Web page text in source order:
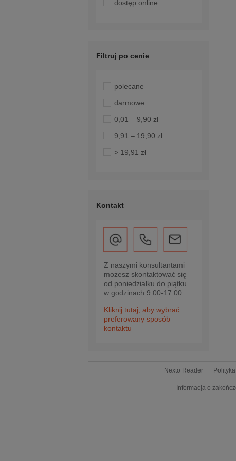
dostęp online
Filtruj po cenie
polecane
darmowe
0,01 – 9,90 zł
9,91 – 19,90 zł
> 19,91 zł
Kontakt
Z naszymi konsultantami
możesz skontaktować się
od poniedziałku do piątku
w godzinach 9:00-17:00.
Kliknij tutaj, aby wybrać
preferowany sposób
kontaktu
Nexto Reader
Informacja o